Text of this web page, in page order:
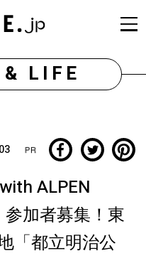
& LIFE
with ALPEN
加者募集！東
「都立明治公